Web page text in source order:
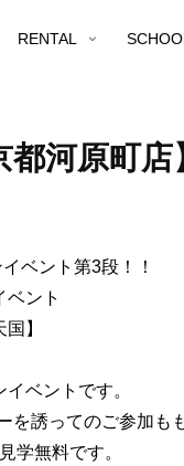
RENTAL
河原町
ベント第3段！！
ベント
】
ベントです。
誘ってのご参加も
学無料です。